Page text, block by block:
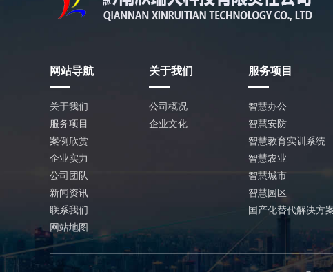
网站导航
关于我们
服务项目
案例欣赏
企业实力
公司团队
新闻资讯
联系我们
网站地图
关于我们
公司概况
企业文化
服务项目
智慧办公
智慧安防
智慧教育实训系统
智慧农业
智慧城市
智慧园区
国产化替代解决方